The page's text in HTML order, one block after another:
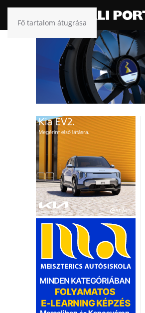
Fő tartalom átugrása